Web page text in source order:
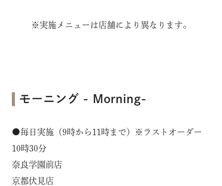
※実施メニューは店舗により異なります。
モーニング - Morning-
●毎日実施（9時から11時まで）※ラストオーダー
10時30分
奈良学園前店
京都伏見店